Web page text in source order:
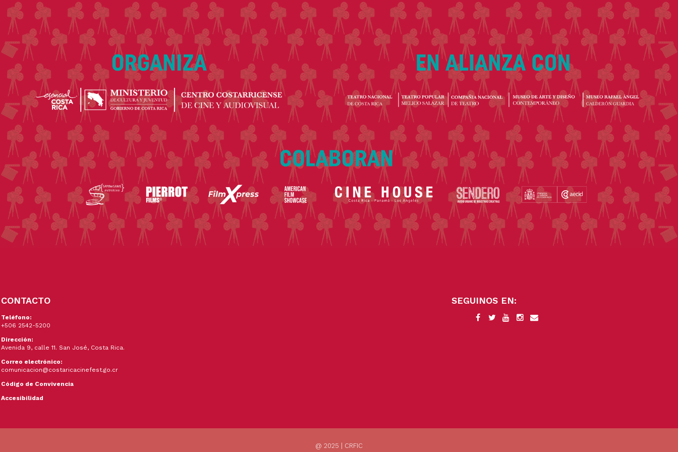
CONTACTO
Teléfono:
+506 2542-5200
Dirección:
Avenida 9, calle 11. San José, Costa Rica.
Correo electrónico:
comunicacion@costaricacinefest.go.cr
Código de Convivencia
Accesibilidad
SEGUINOS EN:
@ 2025 | CRFIC